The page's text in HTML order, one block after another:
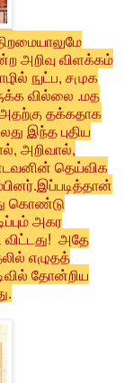
அறிவு விளக்கம்
நுட்ப, சமுக
வில்லை .மத
அதற்கு தக்கதாக
இந்த புதிய
அறிவால்,
தெய்விக
கொண்டு
அகர
விட்டது! அதே
எழுதத்
தோன்றிய